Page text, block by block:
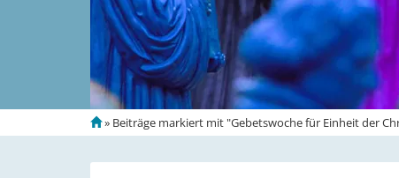
S
t
» Beiträge markiert mit "Gebetswoche für Einheit der